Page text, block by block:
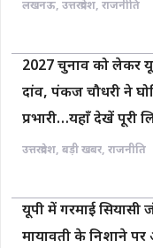
लखनऊ, उत्तरप्रदेश, राजनीति
2027 चुनाव को लेकर
दांव, पंकज चौधरी ने
प्रभारी…यहाँ देखें पूरी
उत्तरप्रदेश, बड़ी खबर, राजनीति
यूपी में गरमाई
मायावती के निशाने